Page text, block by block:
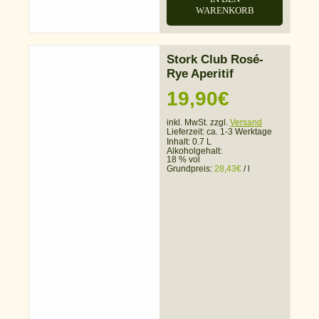
WARENKORB
Stork Club Rosé-
Rye Aperitif
19,90€
inkl. MwSt. zzgl. Versand
Lieferzeit: ca. 1-3 Werktage
Inhalt: 0.7 L
Alkoholgehalt:
18 % vol
Grundpreis: 28,43€ /